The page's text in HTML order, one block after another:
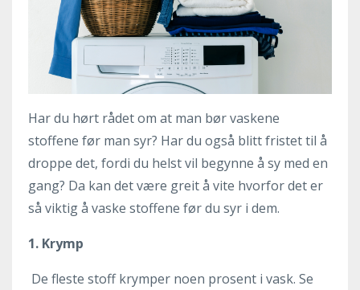
Har du hørt rådet om at man bør vaskene
stoffene før man syr? Har du også blitt fristet til å
droppe det, fordi du helst vil begynne å sy med en
gang? Da kan det være greit å vite hvorfor det er
så viktig å vaske stoffene før du syr i dem.
1. Krymp
De fleste stoff krymper noen prosent i vask. Se